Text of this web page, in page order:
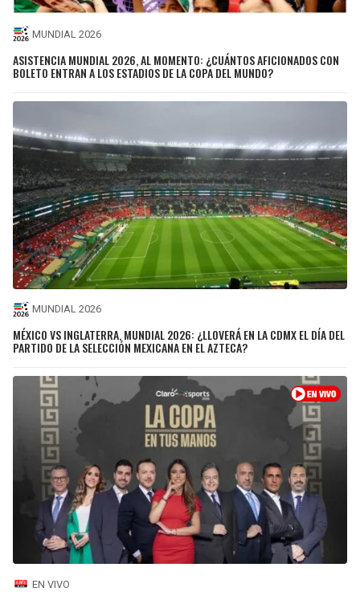
MUNDIAL 2026
ASISTENCIA MUNDIAL 2026, AL MOMENTO: ¿CUÁNTOS AFICIONADOS CON
BOLETO ENTRAN A LOS ESTADIOS DE LA COPA DEL MUNDO?
MUNDIAL 2026
MÉXICO VS INGLATERRA, MUNDIAL 2026: ¿LLOVERÁ EN LA CDMX EL DÍA DEL
PARTIDO DE LA SELECCIÓN MEXICANA EN EL AZTECA?
EN VIVO